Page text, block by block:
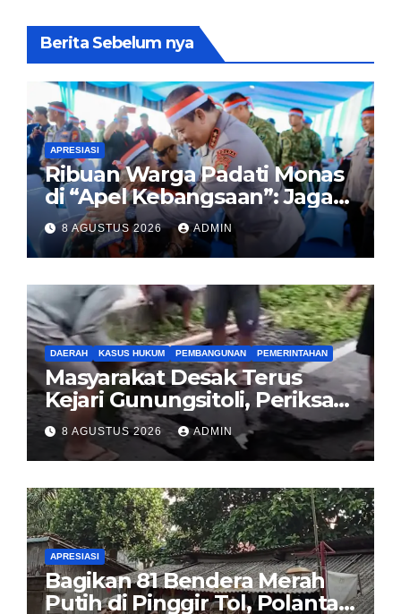
Berita Sebelum nya
APRESIASI
Ribuan Warga Padati Monas
di “Apel Kebangsaan”: Jaga
Jakarta Berarti Jaga
Indonesia
8 AGUSTUS 2026 ADMIN
DAERAH KASUS HUKUM PEMBANGUNAN PEMERINTAHAN
Masyarakat Desak Terus
Kejari Gunungsitoli, Periksa
dan Usut Tuntas Dugaan
Korupsi Proyek Jalan
Sirombu-Afulu (MYC) Senilai
Rp321 Miliar
8 AGUSTUS 2026 ADMIN
APRESIASI
Bagikan 81 Bendera Merah
Putih di Pinggir Tol, Polantas